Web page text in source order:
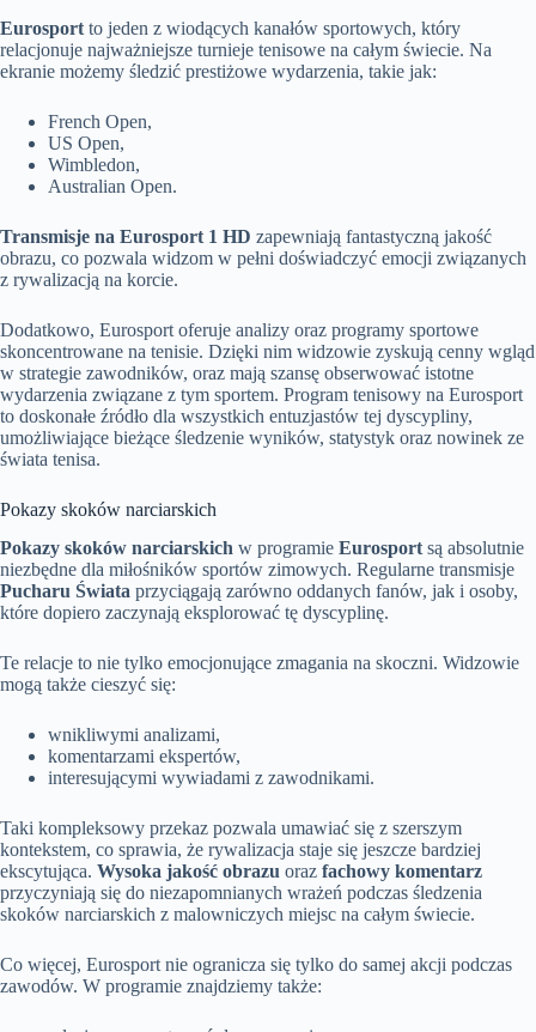
Eurosport to jeden z wiodących kanałów sportowych, który
relacjonuje najważniejsze turnieje tenisowe na całym świecie. Na
ekranie możemy śledzić prestiżowe wydarzenia, takie jak:
French Open,
US Open,
Wimbledon,
Australian Open.
Transmisje na Eurosport 1 HD zapewniają fantastyczną jakość
obrazu, co pozwala widzom w pełni doświadczyć emocji związanych
z rywalizacją na korcie.
Dodatkowo, Eurosport oferuje analizy oraz programy sportowe
skoncentrowane na tenisie. Dzięki nim widzowie zyskują cenny wgląd
w strategie zawodników, oraz mają szansę obserwować istotne
wydarzenia związane z tym sportem. Program tenisowy na Eurosport
to doskonałe źródło dla wszystkich entuzjastów tej dyscypliny,
umożliwiające bieżące śledzenie wyników, statystyk oraz nowinek ze
świata tenisa.
Pokazy skoków narciarskich
Pokazy skoków narciarskich w programie Eurosportsą absolutnie
niezbędne dla miłośników sportów zimowych. Regularne transmisje
Pucharu Świata przyciągają zarówno oddanych fanów, jak i osoby,
które dopiero zaczynają eksplorować tę dyscyplinę.
Te relacje to nie tylko emocjonujące zmagania na skoczni. Widzowie
mogą także cieszyć się:
wnikliwymi analizami,
komentarzami ekspertów,
interesującymi wywiadami z zawodnikami.
Taki kompleksowy przekaz pozwala umawiać się z szerszym
kontekstem, co sprawia, że rywalizacja staje się jeszcze bardziej
ekscytująca. Wysoka jakość obrazu oraz fachowy komentarz
przyczyniają się do niezapomnianych wrażeń podczas śledzenia
skoków narciarskich z malowniczych miejsc na całym świecie.
Co więcej, Eurosport nie ogranicza się tylko do samej akcji podczas
zawodów. W programie znajdziemy także: